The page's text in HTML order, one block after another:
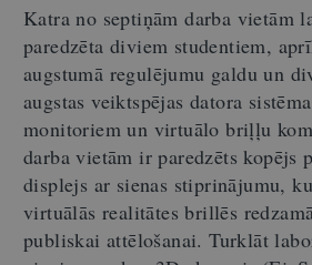
Katra no septiņām darba vietām
paredzēta diviem studentiem,
augstumā regulējumu galdu un
augstas veiktspējas datora
monitoriem un virtuālo briļļu
darba vietām ir paredzēts kopējs
displejs ar sienas stiprinājumu,
virtuālās realitātes brillēs
publiskai attēlošanai. Turklāt